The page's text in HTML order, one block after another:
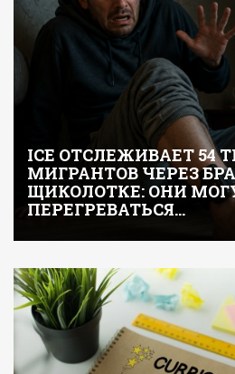
ICE ОТСЛЕЖИВАЕТ 54
МИГРАНТОВ ЧЕРЕЗ
ЩИКОЛОТКЕ: ОНИ
ПЕРЕГРЕВАТЬСЯ…